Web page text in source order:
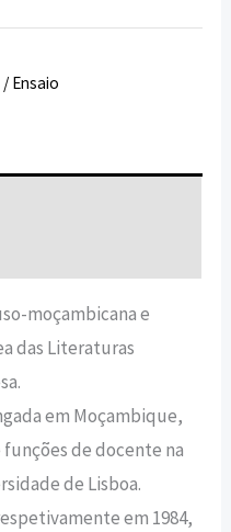
Ensaio
moçambicana e
das Literaturas
em Moçambique,
de docente na
de Lisboa.
em 1984,